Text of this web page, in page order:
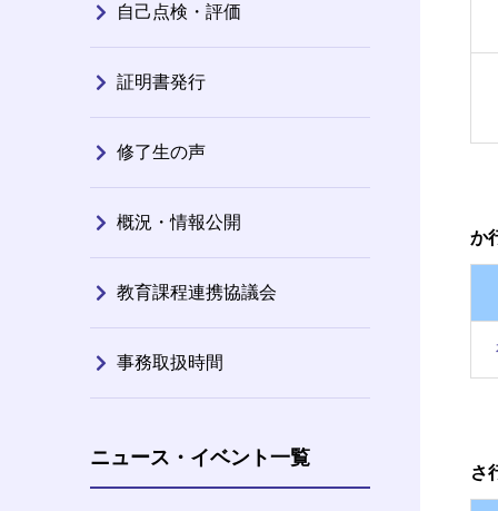
か
さ
自己点検・評価
証明書発行
修了生の声
概況・情報公開
教育課程連携協議会
事務取扱時間
ニュース・イベント一覧